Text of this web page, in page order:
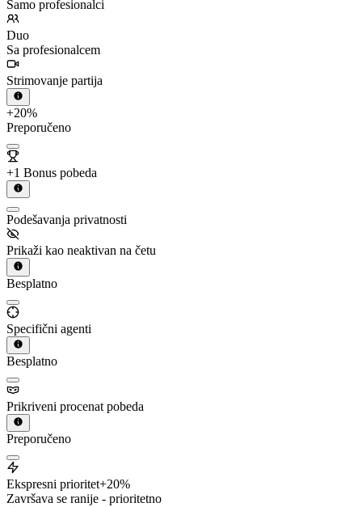
Samo profesionalci
Duo
Sa profesionalcem
Strimovanje partija
+20%
Preporučeno
+1 Bonus pobeda
Podešavanja privatnosti
Prikaži kao neaktivan na četu
Besplatno
Specifični agenti
Besplatno
Prikriveni procenat pobeda
Preporučeno
Ekspresni prioritet+20%
Završava se ranije - prioritetno